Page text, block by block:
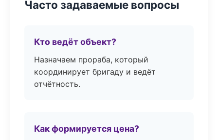
Часто задаваемые вопросы
Кто ведёт объект?
Назначаем прораба, который
координирует бригаду и ведёт
отчётность.
Как формируется цена?